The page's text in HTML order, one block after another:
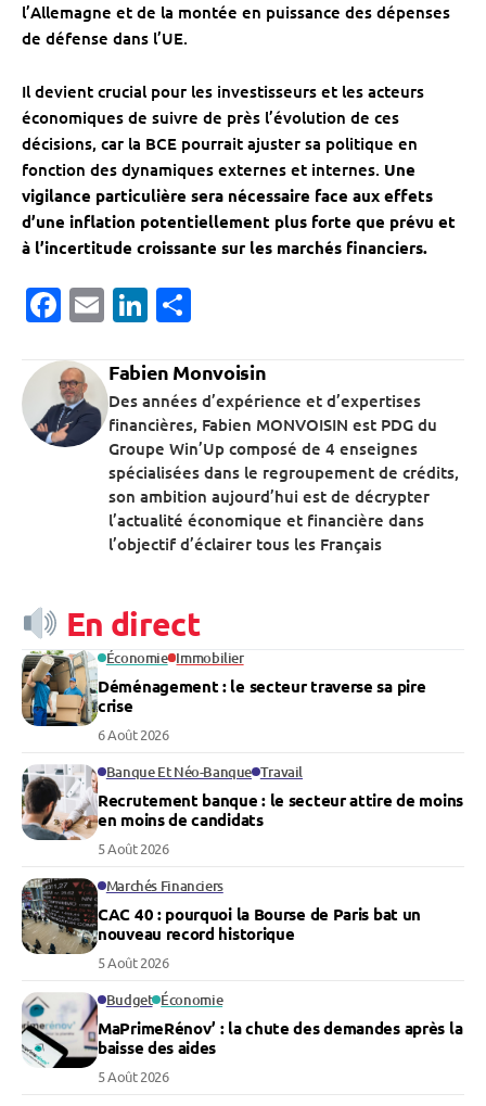
l’Allemagne et de la montée en puissance des dépenses
de défense dans l’UE.
Il devient crucial pour les investisseurs et les acteurs
économiques de suivre de près l’évolution de ces
décisions, car la BCE pourrait ajuster sa politique en
fonction des dynamiques externes et internes. Une
vigilance particulière sera nécessaire face aux effets
d’une inflation potentiellement plus forte que prévu et
à l’incertitude croissante sur les marchés financiers.
Facebook
EmailLinkedIn
Fabien Monvoisin
Des années d’expérience et d’expertises
financières, Fabien MONVOISIN est PDG du
Groupe Win’Up composé de 4 enseignes
spécialisées dans le regroupement de crédits,
son ambition aujourd’hui est de décrypter
l’actualité économique et financière dans
l’objectif d’éclairer tous les Français
En direct
Économie Immobilier
Déménagement : le secteur traverse sa pire
crise
6 Août 2026
Banque Et Néo-Banque Travail
Recrutement banque : le secteur attire de moins
en moins de candidats
5 Août 2026
Marchés Financiers
CAC 40 : pourquoi la Bourse de Paris bat un
nouveau record historique
5 Août 2026
Budget Économie
MaPrimeRénov’ : la chute des demandes après la
baisse des aides
5 Août 2026